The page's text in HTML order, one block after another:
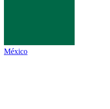
México